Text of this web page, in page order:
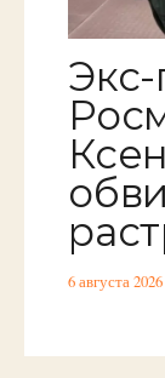
Экс-
6 августа 2026